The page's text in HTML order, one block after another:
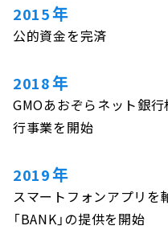
2015年
公的資金を完済
2018年
GMOあおぞらネット銀
行事業を開始
2019年
スマートフォンアプリを
「BANK」の提供を開始